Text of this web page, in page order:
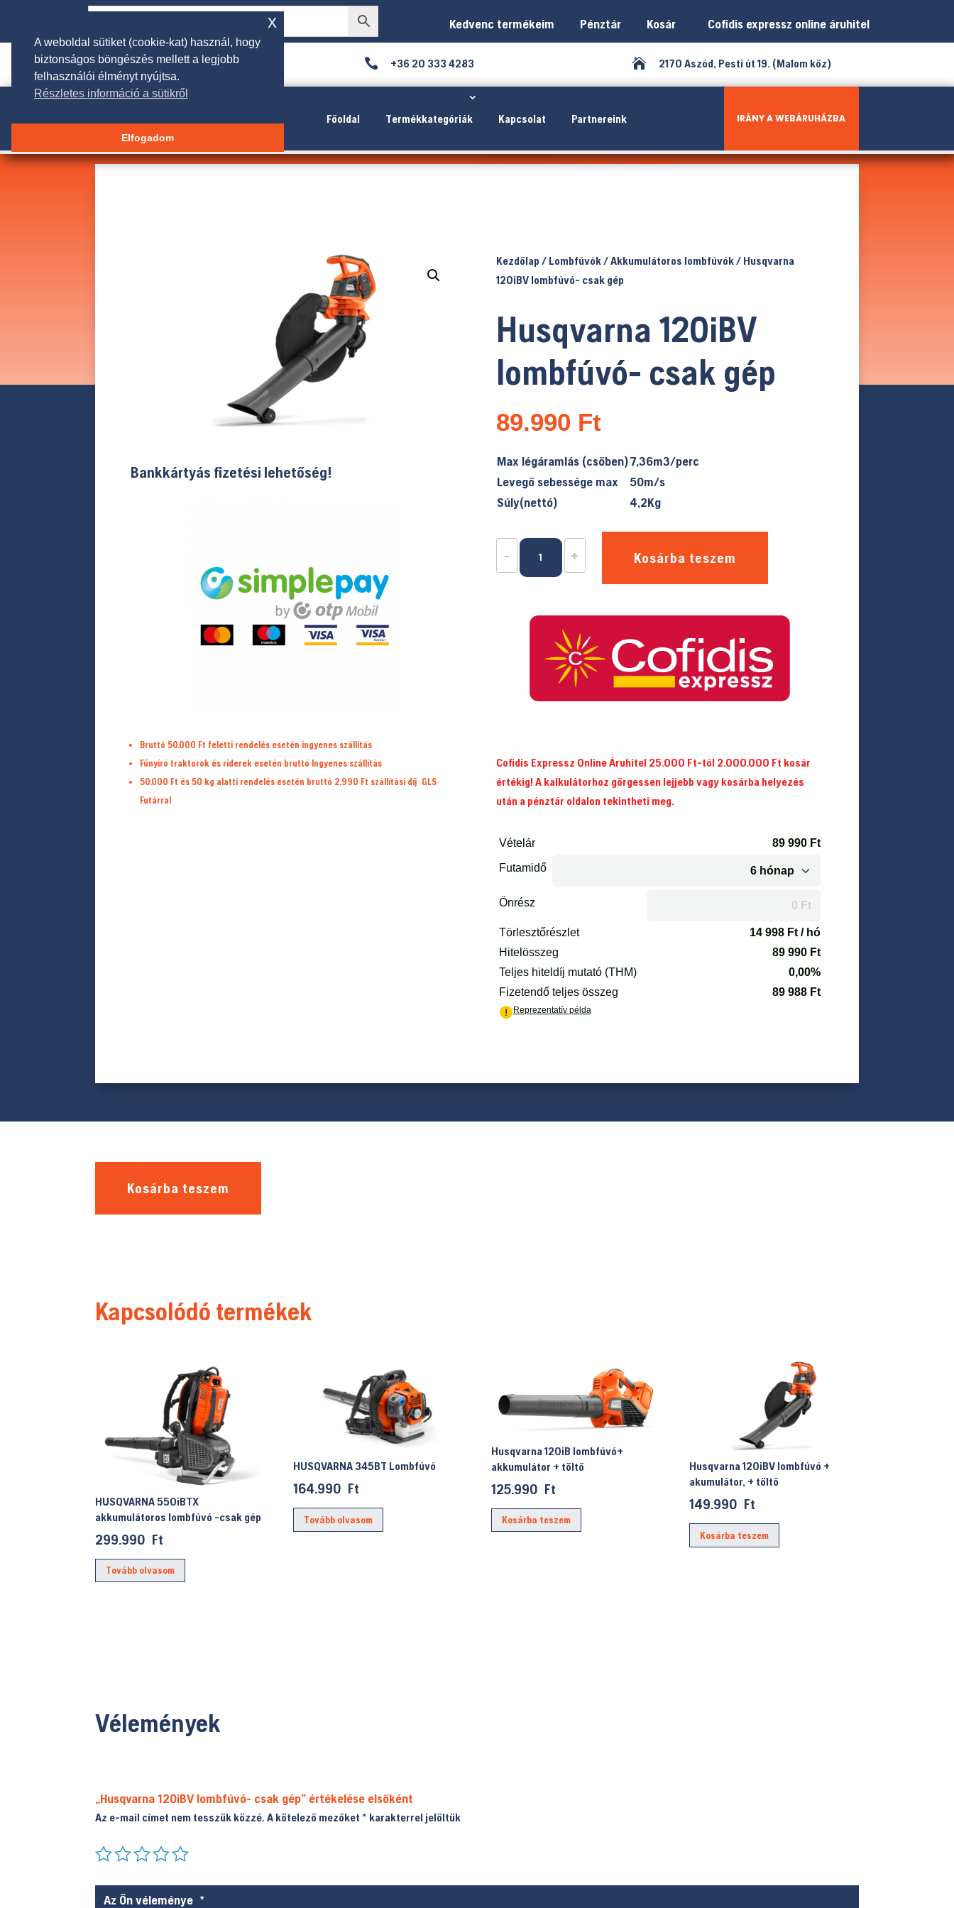
Kedvenc termékeim Pénztár Kosár Cofidis expressz online áruhitel
 rendeles@galgakertigep.hu  +36 20 333 4283  2170 Aszód, Pesti út 19. (Malom köz)
Főoldal Termékkategóriák Kapcsolat Partnereink IRÁNY A WEBÁRUHÁZBA
Bankkártyás fizetési lehetőség!
Bruttó 50.000 Ft feletti rendelés esetén ingyenes szállítás
Fűnyíró traktorok és riderek esetén bruttó Ingyenes szállítás
50.000 Ft és 50 kg alatti rendelés esetén bruttó 2.990 Ft szállítási díj GLS
Futárral
Kezdőlap / Lombfúvók/Akkumulátoros lombfúvók/ Husqvarna
120iBV lombfúvó- csak gép
Husqvarna 120iBV
lombfúvó- csak gép
89.990 Ft
Max légáramlás (csőben)7,36m3/perc
Levegő sebessége max
50m/s
Súly(nettó)
4,2Kg
-
Husqvarna
gép
mennyiség
+ Kosárba teszem
Cofidis Expressz Online Áruhitel 25.000 Ft-tól 2.000.000 Ft kosár
értékig! A kalkulátorhoz görgessen lejjebb vagy kosárba helyezés
után a pénztár oldalon tekintheti meg.
Kosárba teszem
Kapcsolódó termékek
HUSQVARNA 550iBTX
akkumulátoros lombfúvó -csak gép
299.990 Ft
Tovább olvasom
HUSQVARNA 345BT Lombfúvó
164.990 Ft
Tovább olvasom
Husqvarna 120iB lombfúvó+
akkumulátor + töltő
125.990 Ft
Kosárba teszem
Husqvarna 120iBV lombfúvó +
akumulátor, + töltő
149.990 Ft
Kosárba teszem
Vélemények
„Husqvarna 120iBV lombfúvó- csak gép” értékelése elsőként
Az e-mail címet nem tesszük közzé. A kötelező mezőket * karakterrel jelöltük
A weboldal sütiket (cookie-kat) használ, hogy
biztonságos böngészés mellett a legjobb
felhasználói élményt nyújtsa.
Részletes információ a sütikről
Elfogadom
x